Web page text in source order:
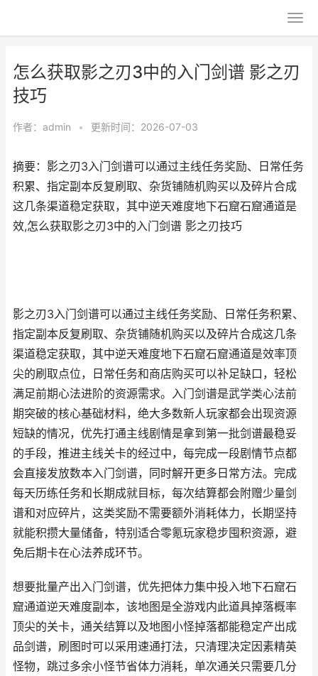
怎么获取影之刃3中的入门剑谱 影之刃
技巧
作者： admin • 更新时间：2026-07-03
摘要：影之刃3入门剑谱可以通过主线任务奖励、日常任务
积累、指定副本反复刷取、杂货铺随机购买以及碎片合成
这几条渠道稳定获取，其中逆天难度地下石窟石窟通道是
效,怎么获取影之刃3中的入门剑谱 影之刃技巧
影之刃3入门剑谱可以通过主线任务奖励、日常任务积累、
指定副本反复刷取、杂货铺随机购买以及碎片合成这几条
渠道稳定获取，其中逆天难度地下石窟石窟通道是效率顶
尖的刷取点位，日常任务和商店购买可以补足缺口，轻松
满足前期心法进阶的资源需求。入门剑谱是武学类心法前
期突破的核心基础材料，绝大多数新人玩家都会出现资源
短缺的情况，优先打通主线剧情是拿到第一批剑谱最稳妥
的手段，推进主线关卡的经过中，每完成一段剧情节点都
会直接发放数本入门剑谱，同时解开更多日常方法。完成
每天历练任务和长期成就目标，每次结算都会附赠少量剑
谱和对应碎片，这类奖励不需要额外消耗体力，长期坚持
就能积攒大量储备，特别适合零氪玩家稳步囤积资源，避
免后期卡在心法养成环节。
想要批量产出入门剑谱，优先把体力集中投入地下石窟石
窟通道逆天难度副本，该地图是全游戏内此道具掉落概率
顶尖的关卡，通关结算以及地图小怪掉落都能稳定产出成
品剑谱，刷图时可以采用速通打法，只清理决定因素精英
怪物，跳过多余小怪节省体力消耗，单次通关只需要几分